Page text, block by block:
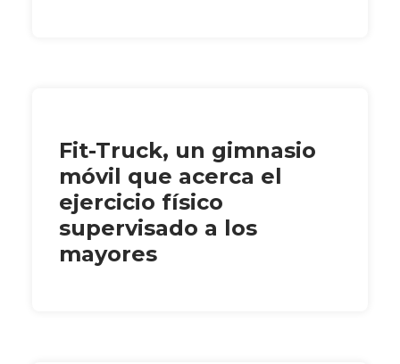
Fit-Truck, un gimnasio
móvil que acerca el
ejercicio físico
supervisado a los
mayores